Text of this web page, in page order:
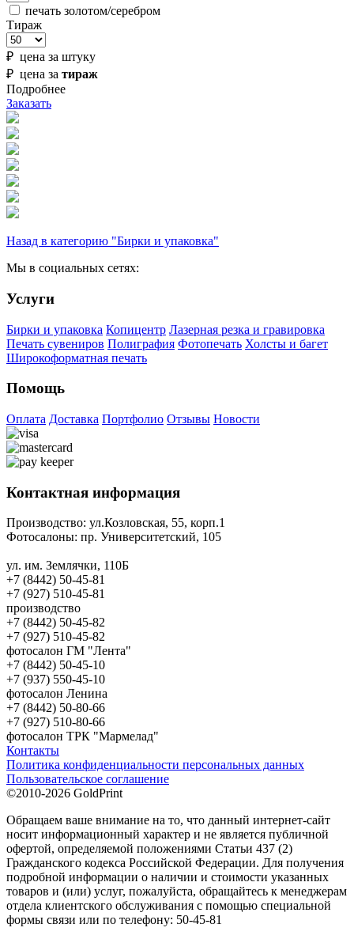
печать золотом/серебром
Тираж
₽ цена за штуку
₽ цена за тираж
Подробнее
Заказать
Назад в категорию "Бирки и упаковка"
Мы в социальных сетях:
Услуги
Бирки и упаковка Копицентр Лазерная резка и гравировка
Печать сувениров Полиграфия Фотопечать Холсты и багет
Широкоформатная печать
Помощь
Оплата Доставка Портфолио Отзывы Новости
Контактная информация
Производство: ул.Козловская, 55, корп.1
Фотосалоны: пр. Университетский, 105
ул. им. Землячки, 110Б
+7 (8442) 50-45-81
+7 (927) 510-45-81
производство
+7 (8442) 50-45-82
+7 (927) 510-45-82
фотосалон ГМ "Лента"
+7 (8442) 50-45-10
+7 (937) 550-45-10
фотосалон Ленина
+7 (8442) 50-80-66
+7 (927) 510-80-66
фотосалон ТРК "Мармелад"
Контакты
Политика конфиденциальности персональных данных
Пользовательское соглашение
©2010-2026 GoldPrint
Обращаем ваше внимание на то, что данный интернет-сайт
носит информационный характер и не является публичной
офертой, определяемой положениями Статьи 437 (2)
Гражданского кодекса Российской Федерации. Для получения
подробной информации о наличии и стоимости указанных
товаров и (или) услуг, пожалуйста, обращайтесь к менеджерам
отдела клиентского обслуживания с помощью специальной
формы связи или по телефону: 50-45-81